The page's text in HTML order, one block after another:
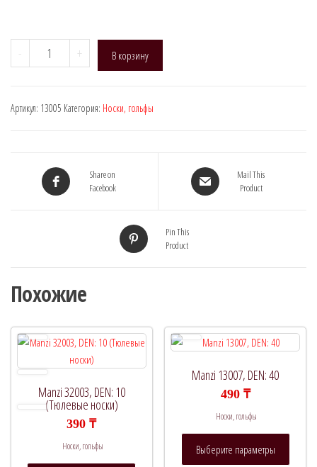
-
Количество
товара
DEN:
+ В корзину
Артикул: 13005 Категория: Носки, гольфы
Share on
Facebook
Mail This
Product
Pin This
Product
Похожие
Manzi 32003, DEN: 10
(Тюлевые носки)
390₸
Носки, гольфы
Manzi 13007, DEN: 40
490 ₸
Носки, гольфы
Выберите параметры
Этот